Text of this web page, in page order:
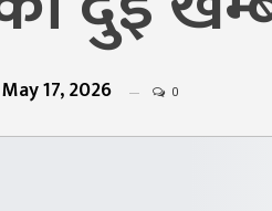
May 17, 2026 0